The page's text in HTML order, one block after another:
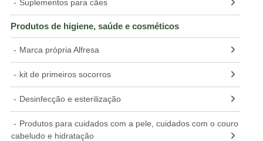
Suplementos para cães
Produtos de higiene, saúde e cosméticos
Marca própria Alfresa
kit de primeiros socorros
Desinfecção e esterilização
Produtos para cuidados com a pele, cuidados com o couro
cabeludo e hidratação